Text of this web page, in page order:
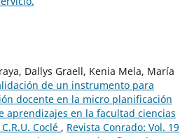
Dallys Graell, Kenia Mela, María
de un instrumento para
docente en la micro planificación
aprendizajes en la facultad ciencias
Coclé , Revista Conrado: Vol. 19